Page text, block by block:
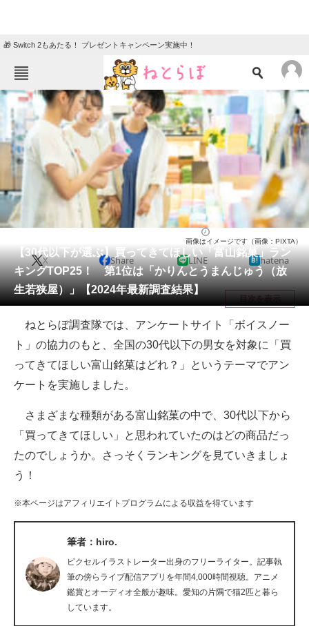
🎁 Switch 2もあたる！ プレゼントキャンペーン実施中！
ねとらぼメニュー
ニュース
エンタメ クイズ
グルメ 地域
住まい 教育・育児
動物 リサーチ
会員記事
メディア
注目記事を集めた総合ページ
ITの今と未来を見通す
スマホと通信の最新トレンド
ビジネスと働き方のヒント
経営リーダーのコミュニティ
マーケ×ITの今がよく分かる
ITエンジニア向け専門サイト
【30代以下が選ぶ】買ってきてほしい「富山銘菓」ラン
キングTOP25！ 第1位は「かりんとうまんじゅう（放
生若狭屋）」【2024年最新調査結果】
画像はイメージです（画像：PIXTA）
X Share LINE hatena
目次を表示
ねとらぼ調査隊では、アンケートサイト「ボイスノー
ト」の協力のもと、全国の30代以下の男女を対象に「買
ってきてほしい富山銘菓はどれ？」というテーマでアン
ケートを実施しました。
さまざまな種類がある富山銘菓の中で、30代以下から
「買ってきてほしい」と思われていたのはどの商品だっ
たのでしょうか。さっそくランキングを見ていきましょ
う！
※本ページはアフィリエイトプログラムによる収益を得ています
筆者：hiro.
ピクセルイラストレーター出身のフリーライター。記事執
筆の傍らライブ配信アプリを年間4,000時間視聴。アニメ
鑑賞とオーディオ全般が趣味。愛知の片隅で猫2匹と暮ら
しています。